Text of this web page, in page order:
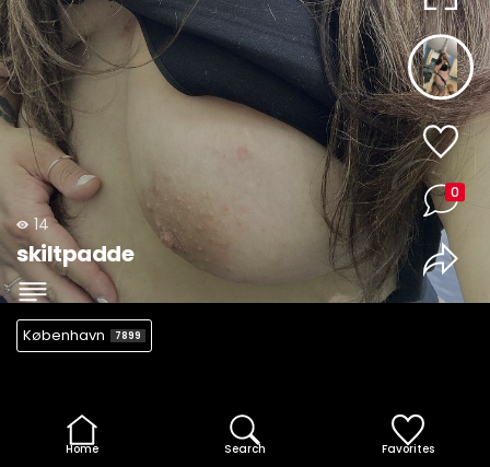
14
skiltpadde
København 7899
0
Home Search Favorites